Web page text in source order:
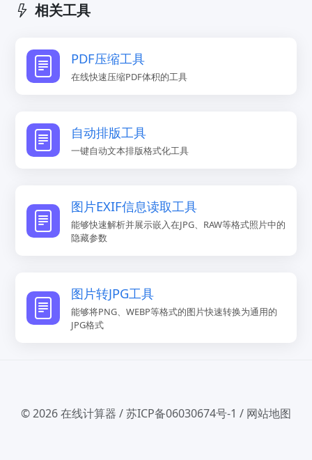
相关工具
PDF压缩工具
在线快速压缩PDF体积的工具
自动排版工具
一键自动文本排版格式化工具
图片EXIF信息读取工具
能够快速解析并展示嵌入在JPG、RAW等格式照片中的
隐藏参数
图片转JPG工具
能够将PNG、WEBP等格式的图片快速转换为通用的
JPG格式
© 2026在线计算器 /苏ICP备06030674号-1 / 网站地图